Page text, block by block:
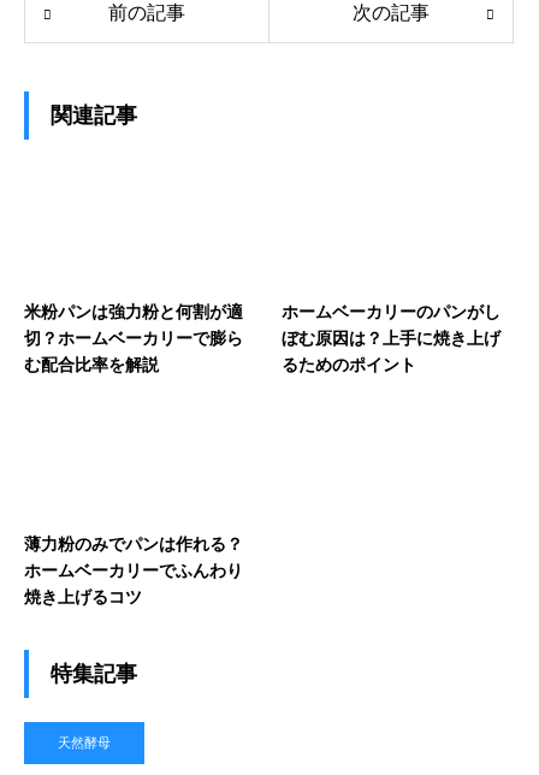
前の記事 次の記事
関連記事
米粉パンは強力粉と何割が適
切？ホームベーカリーで膨ら
む配合比率を解説
ホームベーカリーのパンがし
ぼむ原因は？上手に焼き上げ
るためのポイント
薄力粉のみでパンは作れる？
ホームベーカリーでふんわり
焼き上げるコツ
特集記事
天然酵母